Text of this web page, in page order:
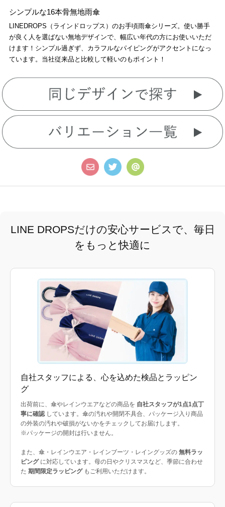
シンプルな16本骨無地雨傘
LINEDROPS（ラインドロップス）のお手頃雨傘シリーズ。使い勝手
が良く人を選ばない無地デザインで、幅広い年代の方にお使いいただ
けます！シンプル過ぎず、カラフルなパイピングがアクセントになっ
ています。当社従来品と比較して軽いのもポイント！
LINE DROPSだけの安心サービスで、毎日
をもっと快適に
自社スタッフによる、心を込めた検品とラッピン
グ
出荷前に、傘やレインウエアなどの商品を 自社スタッフが1点1点丁
寧に確認 しています。傘の汚れや開閉不具合、パッケージ入り商品
の外装の汚れや破損がないかをチェックしてお届けします。
※パッケージの開封は行いません。
また、傘・レインウエア・レインブーツ・レイングッズの 無料ラッ
ピングに対応しています。母の日やクリスマスなど、季節に合わせ
た 期間限定ラッピングもご利用いただけます。